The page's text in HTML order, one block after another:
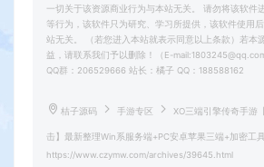
一切关于该资源商业行为与本站无关。 请勿将该软件
等行为，该软件只为研究、学习所提供，该软件使用
站无关。 （若您进入本站就表示同意以上条款）若本
益，请联系我们予以删除！（E-
QQ群：206529666 站长：橘子 QQ：188588162
桔子源码 手游专区 XO三端引擎传奇手游
击】最新整理Win系服务端+PC安卓苹果三端+加密工
https://www.czymw.com/archives/39645.html